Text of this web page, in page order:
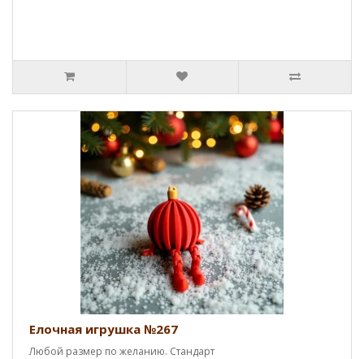
Елочная игрушка №267
Любой размер по желанию. Стандарт